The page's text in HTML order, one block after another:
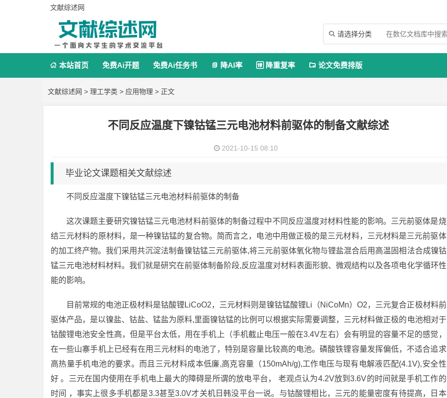
文献综述网
 请选择分类
 本站首页 免费Ai开题 免费Ai任务书  降AI率  降重复率  论文免费排版
文献综述网 > 理工学类 > 应用物理 > 正文
不同反应温度下镍钴锰三元电池材料前驱体的制备文献综述
2021-10-15 08:10
毕业论文课题相关文献综述
不同反应温度下镍钴锰三元电池材料前驱体的制备
这次课题主要研究镍钴锰三元电池材料前驱体的制备过程中不同反应温度对材料性能的影响。三元前驱体是烧
结三元材料的原材料，是一种镍钴锰的复合物。简而言之，电池中用做正极的是三元材料，三元材料是三元前驱体
的加工终产物。我们采用共沉淀法制备镍钴锰三元前驱体,将三元前驱体氧化物与锂盐混合后用高温固相法合成镍钴
锰三元电池材料材料。我们就是研究在前驱体制备阶段,反应温度对材料表面形貌、微观结构以及各项电化学循环性
能的影响。
目前常规的电池正极材料是钴酸锂LiCoO2，三元材料则是镍钴锰酸锂Li（NiCoMn）O2，三元复合正极材料前
驱体产品，是以镍盐、钴盐、锰盐为原料,里面镍钴锰的比例可以根据实际需要调整，三元材料做正极的电池相对于
钴酸锂电池安全性高，但是平台太低，用在手机上（手机截止电压一般在3.4V左右）会有明显的容量不足的感觉，
在一些山寨手机上已经有在用三元材料的电池了，特别是容量比较高的电池。磷酸铁锂容量发挥偏低，不适合追求
高热量手机电池的要求。而且三元材料成本低廉,高克容量（150mAh/g),工作电压与现有电解液匹配(4.1V),安全性
好 。三元在国内使用在手机电上最大的障碍是所谓的放电平台， 老观点认为4.2V放到3.6V的时间就是手机工作的
时间 ，事实上很多手机都是3.3甚至3.0V才关机日韩没平台一说。与钴酸锂相比，三元的能量密度有待提高，日本